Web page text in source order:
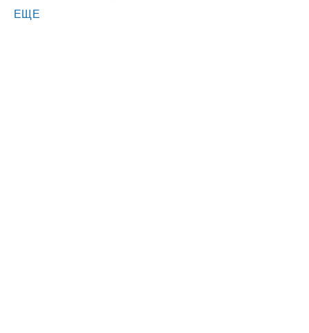
Жаль, что Фрол мужчина порядочный и никогда сам не
ЕЩЕ